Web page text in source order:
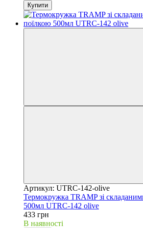
Купити
Артикул: UTRC-142-olive
Термокружка TRAMP зі
500мл UTRC-142 olive
433 грн
В наявності